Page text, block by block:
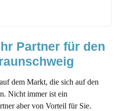
Partner für den
dem Markt, die sich auf den
Nicht immer ist ein
aber von Vorteil für Sie.